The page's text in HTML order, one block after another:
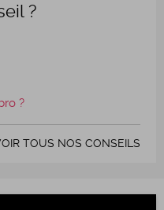
?
?
TOUS NOS CONSEILS